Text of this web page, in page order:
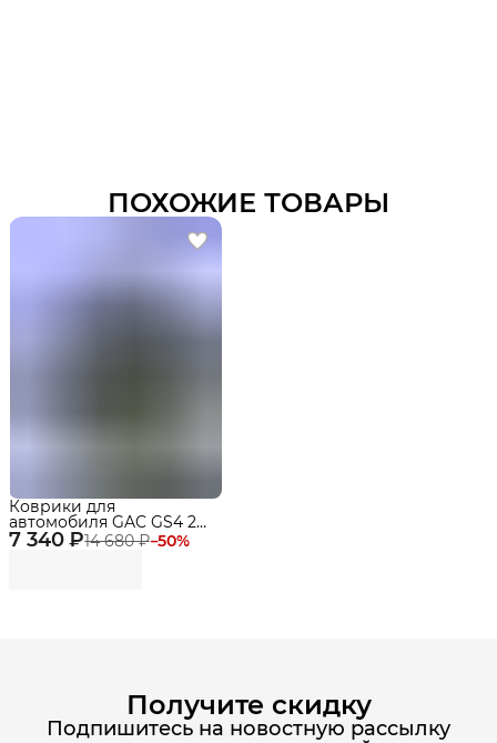
ПОХОЖИЕ ТОВАРЫ
7 340 ₽14 680 ₽−50%
Коврики для
автомобиля GAC GS4 2
WD (2024-) Premium
("EVA 3D") в cалон
Получите скидку
Подпишитесь на новостную рассылку